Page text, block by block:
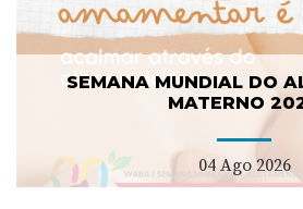
SEMANA MUNDIAL DO
MATERNO
04 Ago 2026